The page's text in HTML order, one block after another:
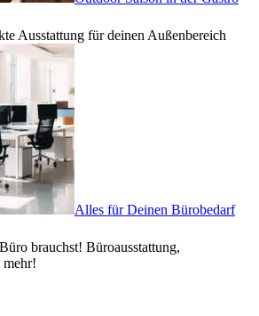
Ausstattung für deinen Außenbereich
Alles für Deinen Bürobedarf
brauchst! Büroausstattung,